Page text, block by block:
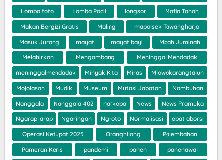
Lomba foto Lomba Pocil longsor Mafia Tanah
Makan Bergizi Gratis Maling mapolsek Tawangharjo
Masuk Jurang mayat mayat bayi Mbah Juminah
Melahirkan Mengambang Meninggal Mendadak
meninggalmendadak Minyak Kita Miras Mlowokarangtalun
Mojolasan Mudik Museum Mutasi Jabatan Nambuhan
Nanggala Nanggala 402 narkoba News News Pramuka
Ngarap-arap Ngaringan Ngroto Normalisasi obat aborsi
Operasi Ketupat 2025 Oranghilang Palembahan
Pameran Keris pandemi panen panenawal